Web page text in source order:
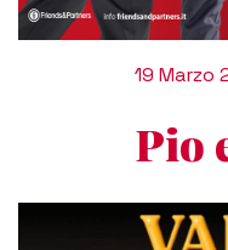
19 Marzo
Pio